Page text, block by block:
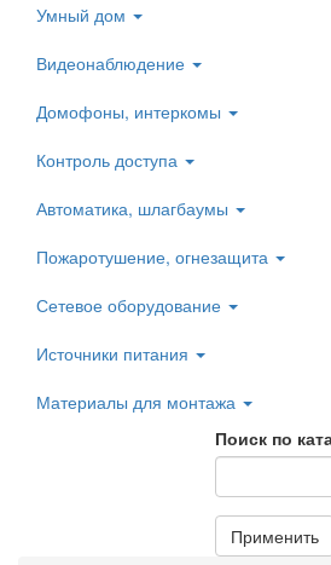
Умный дом
Видеонаблюдение
Домофоны, интеркомы
Контроль доступа
Автоматика, шлагбаумы
Пожаротушение, огнезащита
Сетевое оборудование
Источники питания
Материалы для монтажа
Поиск по
Применить